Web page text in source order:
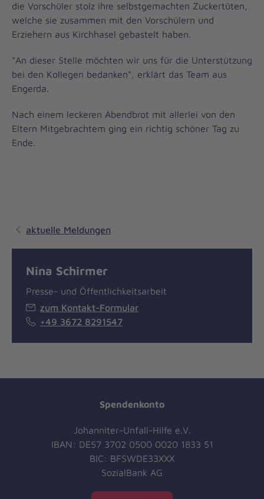
die Vorschüler stolz ihre selbstgemachten Zuckertüten,
welche sie zusammen mit den Vorschülern und
Erziehern aus Kirchhasel gebastelt haben.
"An dieser Stelle möchten wir uns für die Unterstützung
bei den Kollegen bedanken", erklärt das Team aus
Engerda.
Nach einem leckeren Abendbrot mit allerlei von den
Eltern Mitgebrachtem ging ein richtig schöner Tag zu
Ende.
aktuelle Meldungen
Nina Schirmer
Presse- und Öffentlichkeitsarbeit
zum Kontakt-Formular
+49 3672 8291547
Spendenkonto
Johanniter-Unfall-Hilfe e.V.
IBAN: DE57 3702 0500 0020 1833 51
BIC: BFSWDE33XXX
SozialBank AG